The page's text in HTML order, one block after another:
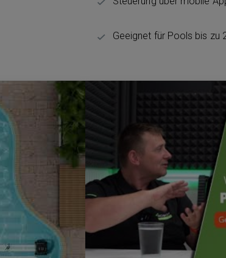
Geeignet für Pools bis zu